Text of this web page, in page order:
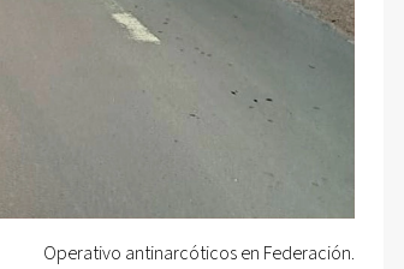
Operativo antinarcóticos en Federación.